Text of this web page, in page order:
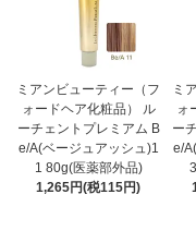
ミアンビューティー（フ
ォードヘア化粧品） ル
ーチェントプレミアム B
e/A(ベージュアッシュ)1
1 80g(医薬部外品)
1,265円(税115円)
ミ
ォ
ー
e/